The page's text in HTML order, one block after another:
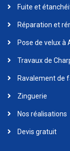
Fuite et
Réparation et
Pose de velux à
Travaux de
Ravalement de
Zinguerie
Nos réalisations
Devis gratuit